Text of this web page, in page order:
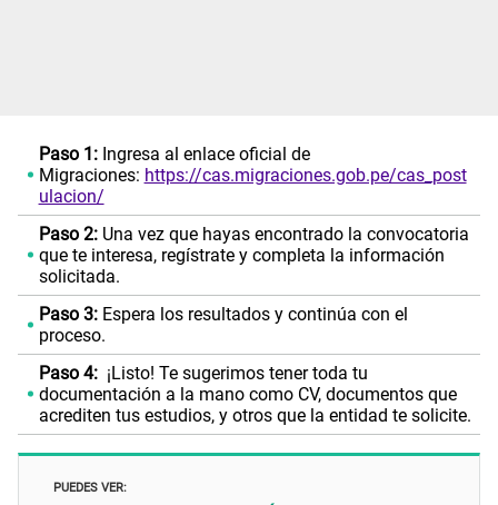
Paso 1:Ingresa al enlace oficial de
Migraciones: https://cas.migraciones.gob.pe/cas_post
ulacion/
Paso 2:Una vez que hayas encontrado la convocatoria
que te interesa, regístrate y completa la información
solicitada.
Paso 3:Espera los resultados y continúa con el
proceso.
Paso 4:¡Listo! Te sugerimos tener toda tu
documentación a la mano como CV, documentos que
acrediten tus estudios, y otros que la entidad te solicite.
PUEDES VER: